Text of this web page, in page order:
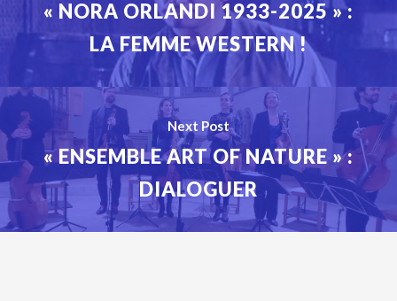
« NORA ORLANDI 1933-2025 » :
LA FEMME WESTERN !
Next Post
« ENSEMBLE ART OF NATURE » :
DIALOGUER